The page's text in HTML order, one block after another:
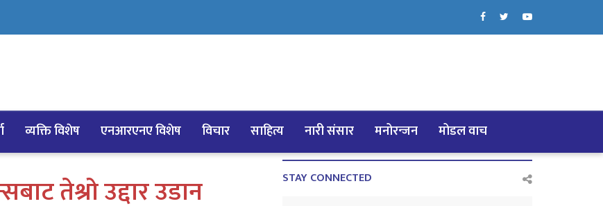
व्यक्ति विशेष एनआरएनए विशेष विचार साहित्य नारी संसार मनोरन्जन मोडल वाच
तेश्रो उद्दार उडान STAY CONNECTED